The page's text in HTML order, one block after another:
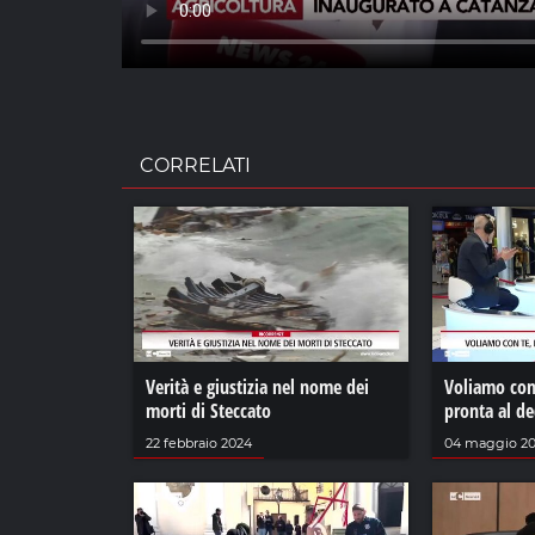
CORRELATI
Verità e giustizia nel nome dei
morti di Steccato
22 febbraio 2024
Voliamo
pronta al
04 maggio